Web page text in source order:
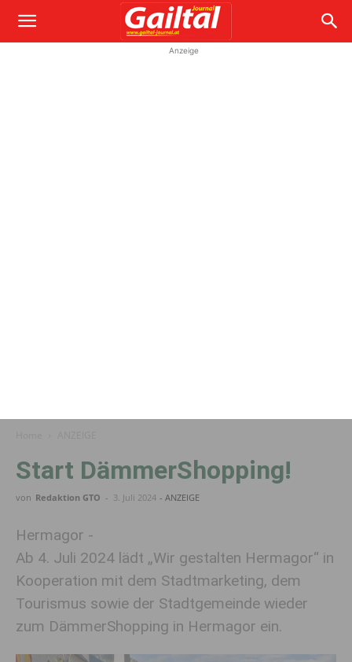
Anzeige
Start DämmerShopping!
von Redaktion GTO - 3. Juli 2024 - ANZEIGE
Hermagor -
Ab 4. Juli 2024 lädt „Wir gestalten Hermagor“ in
Kooperation mit dem Stadtmarketing, dem
Tourismus sowie der Stadtgemeinde wieder
zum DämmerShopping in Hermagor ein.